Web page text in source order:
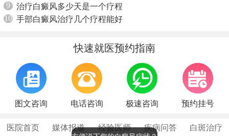
9
治疗白癜风多少天是一个疗程
10 手部白癜风治疗几个疗程能好
快速就医预约指南
图文咨询 电话咨询 极速咨询 预约挂号
医院首页 媒体报道 经验医师 疾病问答 白斑治疗